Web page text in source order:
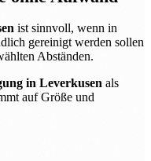
ist sinnvoll, wenn in
gereinigt werden sollen
Abständen.
in Leverkusen als
auf Größe und